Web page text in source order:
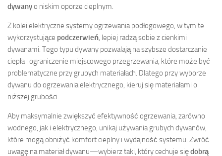
dywanyo niskim oporze cieplnym.
Z kolei elektryczne systemy ogrzewania podłogowego, w tym te
wykorzystujące podczerwień, lepiej radzą sobie z cienkimi
dywanami. Tego typu dywany pozwalają na szybsze dostarczanie
ciepła i ograniczenie miejscowego przegrzewania, które może być
problematyczne przy grubych materiałach. Dlatego przy wyborze
dywanu do ogrzewania elektrycznego, kieruj się materiałami o
niższej grubości.
Aby maksymalnie zwiększyć efektywność ogrzewania, zarówno
wodnego, jak i elektrycznego, unikaj używania grubych dywanów,
które mogą obniżyć komfort cieplny i wydajność systemu. Zwróć
uwagę na materiał dywanu—wybierz taki, który cechuje siędobrą